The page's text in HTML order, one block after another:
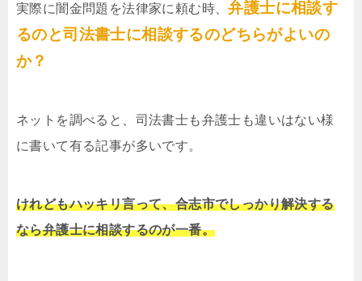
実際に闇金問題を法律家に頼む時、弁護士に相談す
るのと司法書士に相談するのどちらがよいの
か？
ネットを調べると、司法書士も弁護士も違いはない様
に書いて有る記事が多いです。
けれどもハッキリ言って、合志市でしっかり解決する
なら弁護士に相談するのが一番。